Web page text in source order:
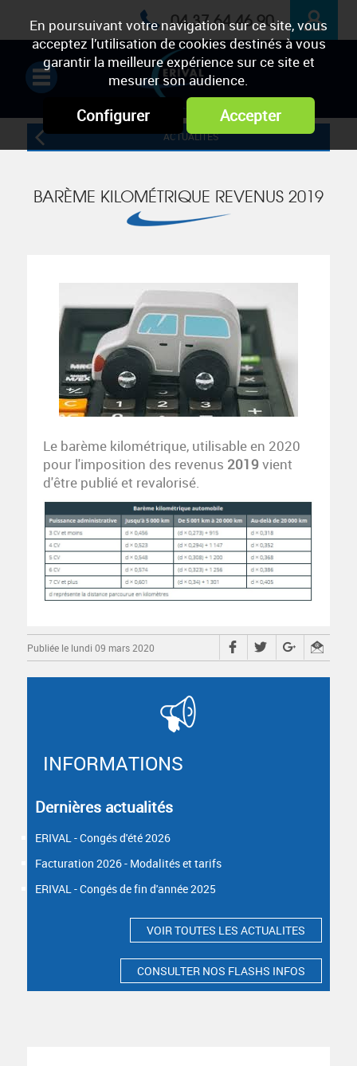
En poursuivant votre navigation sur ce site, vous
acceptez l’utilisation de cookies destinés à vous
garantir la meilleure expérience sur ce site et
mesurer son audience.
Configurer Accepter
ESPACE
PRIVÉ
04 37 64 46 90
ACTUALITÉS
BARÈME KILOMÉTRIQUE REVENUS 2019
Le barème kilométrique, utilisable en 2020
pour l'imposition des revenus 2019vient
d'être publié et revalorisé.
Publiée le lundi 09 mars 2020
INFORMATIONS
Dernières actualités
ERIVAL - Congés d'été 2026
Facturation 2026 - Modalités et tarifs
ERIVAL - Congés de fin d'année 2025
VOIR TOUTES LES ACTUALITES
CONSULTER NOS FLASHS INFOS